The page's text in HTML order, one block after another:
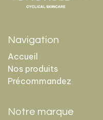
Navigation
Accueil
Nos produits
Précommandez
Notre marque